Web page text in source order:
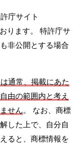
庁サイト
ります。 特許庁サ
非公開とする場合
通常、掲載にあた
由の範囲内と考え
せん。 なお、商標
した上で、自分自
ると、商標情報を